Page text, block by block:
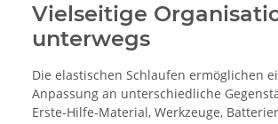
Vielseitige
unterwegs
Die elastischen Schlaufen ermöglichen
Anpassung an unterschiedliche
Erste-Hilfe-Material, Werkzeuge,